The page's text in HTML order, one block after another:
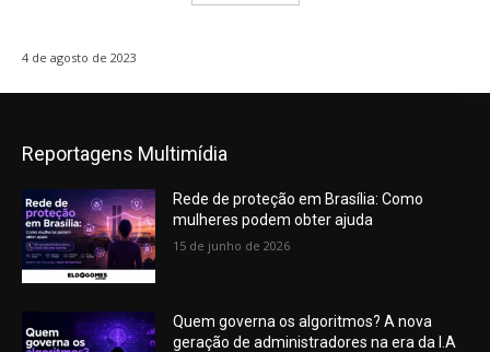
4 de agosto de 2023
Reportagens Multimídia
Rede de proteção em Brasília: Como
mulheres podem obter ajuda
15 de junho de 2026
Quem governa os algoritmos? A nova
geração de administradores na era da I.A